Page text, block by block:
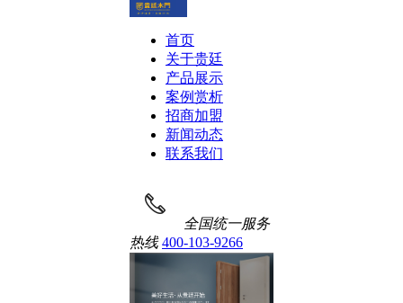
首页
关于贵廷
产品展示
案例赏析
招商加盟
新闻动态
联系我们
全国统一服务
热线 400-103-9266